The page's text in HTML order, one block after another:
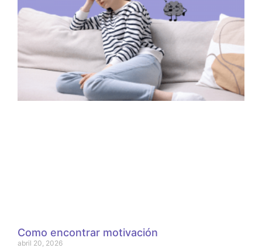
Como encontrar motivación
abril 20, 2026